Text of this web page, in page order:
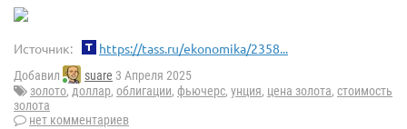
Источник: https://tass.ru/ekonomika/2358...
Добавил suare 3 Апреля 2025
золото, доллар, облигации, фьючерс, унция, цена золота, стоимость
золота
нет комментариев